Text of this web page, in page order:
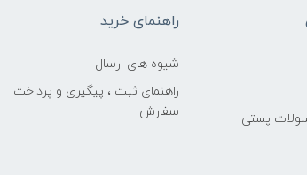
پستی
راهنمای خرید
شیوه های ارسال
راهنمای ثبت ، پیگیری و پرداخت
سفارش